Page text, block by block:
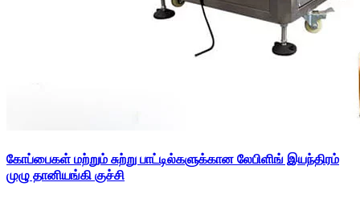
கோப்பைகள் மற்றும் சுற்று பாட்டில்களுக்கான லேபிளிங் இயந்திரம்
முழு தானியங்கி குச்சி